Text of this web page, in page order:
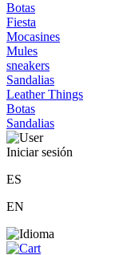
Botas
Fiesta
Mocasines
Mules
sneakers
Sandalias
Leather Things
Botas
Sandalias
Iniciar sesión
ES
EN